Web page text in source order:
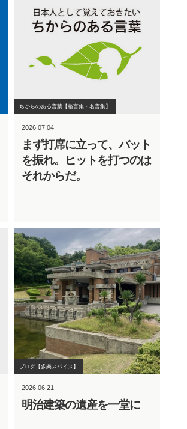
2026.07.04
まず打席に立って、バット
を振れ。ヒットを打つのは
それからだ。
ちからのある言葉【格言集・名言集】
2026.06.21
明治建築の遺産を一堂に
ブログ【多樂スパイス】